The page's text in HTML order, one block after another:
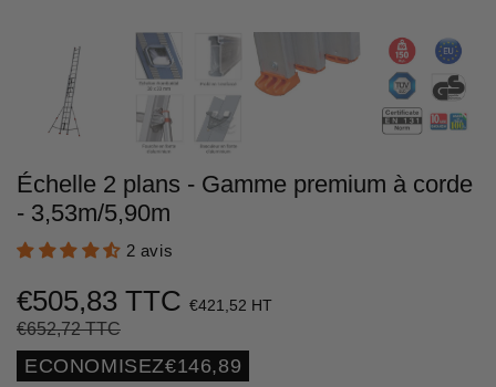
Échelle 2 plans - Gamme premium à corde
- 3,53m/5,90m
2 avis
€505,83 TTC €421,52 HT
€652,72 TTC
régulier
réduit
Unit
price
ECONOMISEZ€146,89